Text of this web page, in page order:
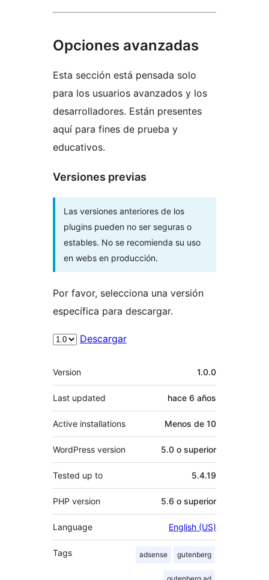
Opciones avanzadas
Esta sección está pensada solo
para los usuarios avanzados y los
desarrolladores. Están presentes
aquí para fines de prueba y
educativos.
Versiones previas
Las versiones anteriores de los
plugins pueden no ser seguras o
estables. No se recomienda su uso
en webs en producción.
Por favor, selecciona una versión
específica para descargar.
Descargar
Meta
Version 1.0.0
Last updated hace 6 años
Active installations Menos de 10
WordPress version 5.0 o superior
Tested up to 5.4.19
PHP version 5.6 o superior
Language English (US)
Tags adsense gutenberg
gutenberg ad